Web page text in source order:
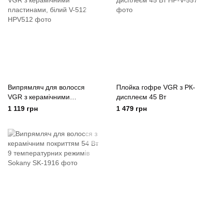
Випрямляч для волосся
VGR з керамічними
пластинами, білий V-512
1 119 грн
Плойка гофре VGR з РК-
дисплеєм 45 Вт
1 479 грн